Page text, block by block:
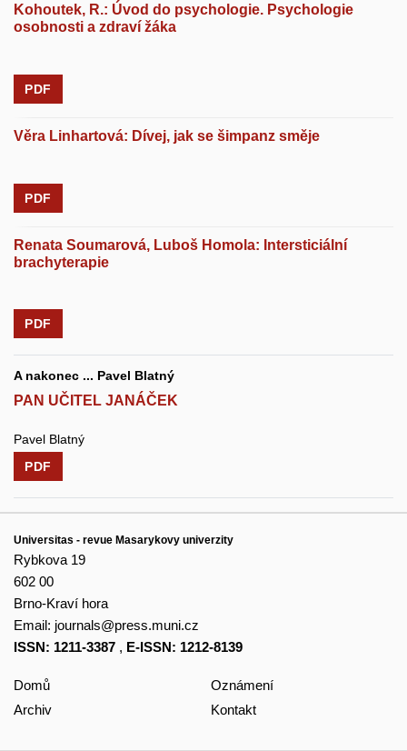
Kohoutek, R.: Úvod do psychologie. Psychologie
osobnosti a zdraví žáka
PDF
Věra Linhartová: Dívej, jak se šimpanz směje
PDF
Renata Soumarová, Luboš Homola: Intersticiální
brachyterapie
PDF
A nakonec ... Pavel Blatný
PAN UČITEL JANÁČEK
Pavel Blatný
PDF
Universitas - revue Masarykovy univerzity
Rybkova 19
602 00
Brno-Kraví hora
Email: journals@press.muni.cz
ISSN: 1211-3387 , E-ISSN: 1212-8139
Domů
Archiv
Oznámení
Kontakt